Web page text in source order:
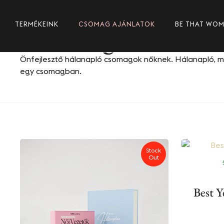
TERMÉKEINK CSOMAG AJÁNLATOK BE THAT
Csomag
Önfejlesztő hálanapló csomagok nőknek. Hálanapló,
egy csomagban.
Stock
Out
Best